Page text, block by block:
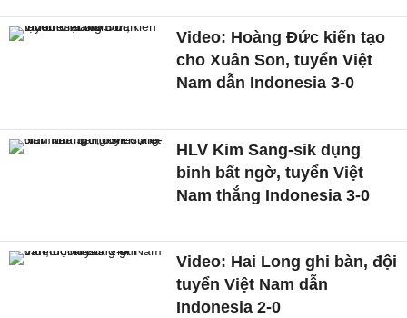
Video: Hoàng Đức kiến tạo
cho Xuân Son, tuyển Việt
Nam dẫn Indonesia 3-0
HLV Kim Sang-sik dụng
binh bất ngờ, tuyển Việt
Nam thắng Indonesia 3-0
Video: Hai Long ghi bàn, đội
tuyển Việt Nam dẫn
Indonesia 2-0